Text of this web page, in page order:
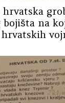
bojišta na
hrvatskih